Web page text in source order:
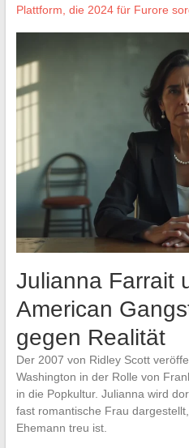
Plattform, die 2024 für Furore
Julianna Farrait
American
gegen Realität
Der 2007 von Ridley Scott
Washington in der Rolle von
in die Popkultur. Julianna wird
fast romantische Frau
Ehemann treu ist.